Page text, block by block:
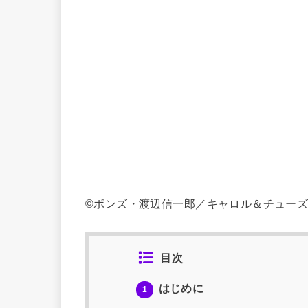
©ボンズ・渡辺信一郎／キャロル＆チュー
目次
1 はじめに